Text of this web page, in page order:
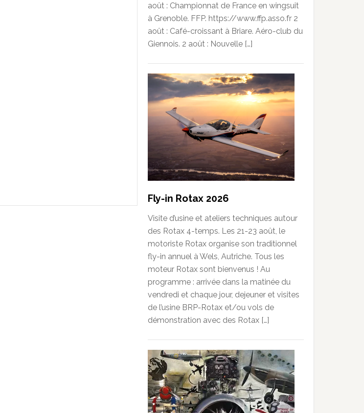
août : Championnat de France en wingsuit
à Grenoble. FFP. https://www.ffp.asso.fr 2
août : Café-croissant à Briare. Aéro-club du
Giennois. 2 août : Nouvelle […]
Fly-in Rotax 2026
Visite d’usine et ateliers techniques autour
des Rotax 4-temps. Les 21-23 août, le
motoriste Rotax organise son traditionnel
fly-in annuel à Wels, Autriche. Tous les
moteur Rotax sont bienvenus ! Au
programme : arrivée dans la matinée du
vendredi et chaque jour, dejeuner et visites
de l’usine BRP-Rotax et/ou vols de
démonstration avec des Rotax […]